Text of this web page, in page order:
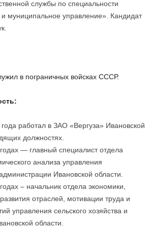
службы по специальности
и муниципальное управление». Кандидат
в пограничных войсках СССР.
работал в ЗАО «Вергуза» Ивановской
должностях.
— главный специалист отдела
анализа управления
Ивановской области.
– начальник отдела экономики,
отраслей, мотивации труда и
управления сельского хозяйства и
области.